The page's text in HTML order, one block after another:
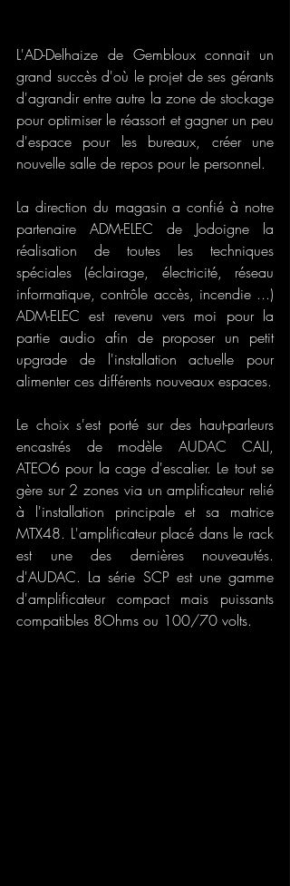
L'AD-Delhaize de Gembloux connait un
grand succès d'où le projet de ses gérants
d'agrandir entre autre la zone de stockage
pour optimiser le réassort et gagner un peu
d'espace pour les bureaux, créer une
nouvelle salle de repos pour le personnel.
La direction du magasin a confié à notre
partenaire ADM-ELEC de Jodoigne la
réalisation de toutes les techniques
spéciales (éclairage, électricité, réseau
informatique, contrôle accès, incendie ...)
ADM-ELEC est revenu vers moi pour la
partie audio afin de proposer un petit
upgrade de l'installation actuelle pour
alimenter ces différents nouveaux espaces.
Le choix s'est porté sur des haut-parleurs
encastrés de modèle AUDAC CALI,
ATEO6 pour la cage d'escalier. Le tout se
gère sur 2 zones via un amplificateur relié
à l'installation principale et sa matrice
MTX48. L'amplificateur placé dans le rack
est une des dernières nouveautés.
d'AUDAC. La série SCP est une gamme
d'amplificateur compact mais puissants
compatibles 8Ohms ou 100/70 volts.